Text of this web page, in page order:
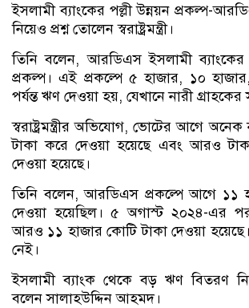
ইসলামী ব্যাংকের পল্লী উন্নয়ন প্রকল্প-
নিয়েও প্রশ্ন তোলেন স্বরাষ্ট্রমন্ত্রী।
তিনি বলেন, আরডিএস ইসলামী ব্যাংকের
প্রকল্প। এই প্রকল্পে ৫ হাজার, ১০
পর্যন্ত ঋণ দেওয়া হয়, যেখানে নারী গ্রাহকের
স্বরাষ্ট্রমন্ত্রীর অভিযোগ, ভোটের আগে
টাকা করে দেওয়া হয়েছে এবং আরও
দেওয়া হয়েছে।
তিনি বলেন, আরডিএস প্রকল্পে আগে ১১
দেওয়া হয়েছিল। ৫ অগাস্ট ২০২৪-এর পর
আরও ১১ হাজার কোটি টাকা দেওয়া
নেই।
ইসলামী ব্যাংক থেকে বড় ঋণ বিতরণ
বলেন সালাহউদ্দিন আহমদ।